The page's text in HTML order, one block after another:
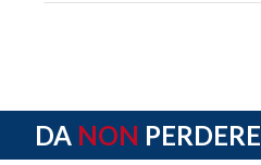
DA NON PERDERE